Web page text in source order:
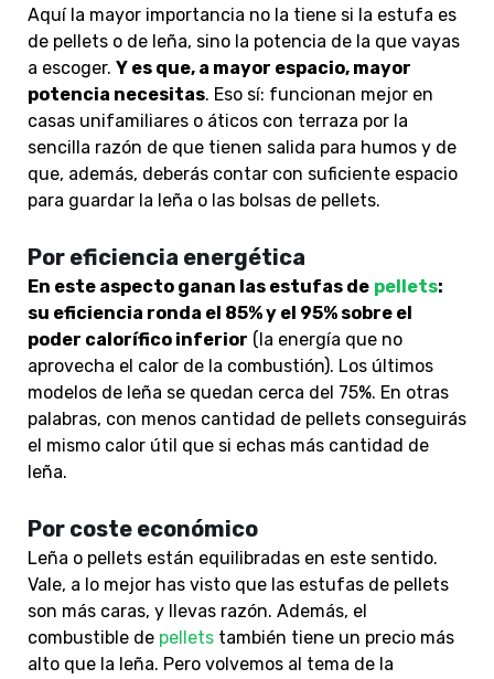
Aquí la mayor importancia no la tiene si la estufa es
de pellets o de leña, sino la potencia de la que vayas
a escoger. Y es que, a mayor espacio, mayor
potencia necesitas. Eso sí: funcionan mejor en
casas unifamiliares o áticos con terraza por la
sencilla razón de que tienen salida para humos y de
que, además, deberás contar con suficiente espacio
para guardar la leña o las bolsas de pellets.
Por eficiencia energética
En este aspecto ganan las estufas de pellets:
su eficiencia ronda el 85% y el 95% sobre el
poder calorífico inferior (la energía que no
aprovecha el calor de la combustión). Los últimos
modelos de leña se quedan cerca del 75%. En otras
palabras, con menos cantidad de pellets conseguirás
el mismo calor útil que si echas más cantidad de
leña.
Por coste económico
Leña o pellets están equilibradas en este sentido.
Vale, a lo mejor has visto que las estufas de pellets
son más caras, y llevas razón. Además, el
combustible de pellets también tiene un precio más
alto que la leña. Pero volvemos al tema de la